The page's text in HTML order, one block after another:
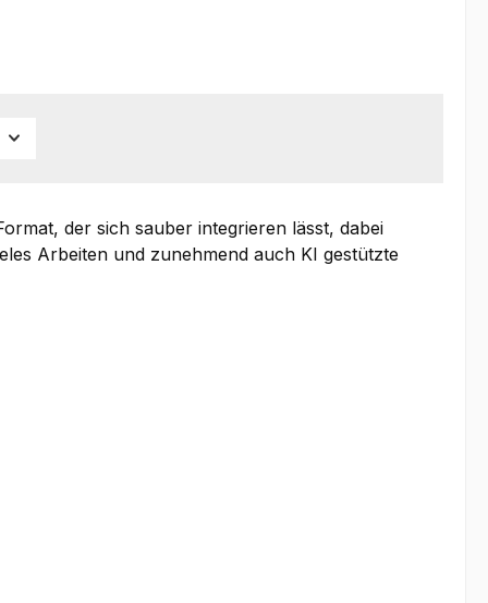
der sich sauber integrieren lässt, dabei
Arbeiten und zunehmend auch KI gestützte